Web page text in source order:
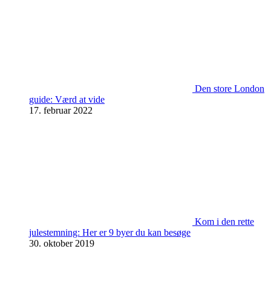
Den store London
guide: Værd at vide
17. februar 2022
Kom i den rette
julestemning: Her er 9 byer du kan besøge
30. oktober 2019